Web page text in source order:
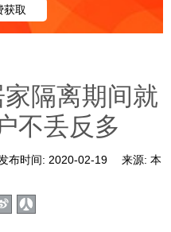
获取
隔离期间就
不丢反多
布时间: 2020-02-19 来源: 本